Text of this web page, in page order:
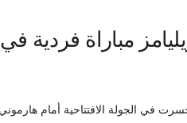
مباراة فردية في